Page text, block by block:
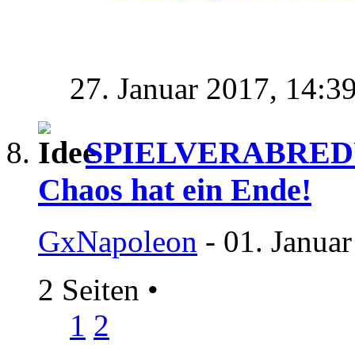
27. Januar 2017,
Chaos hat ein Ende!
GxNapoleon - 01.
2 Seiten •
1 2